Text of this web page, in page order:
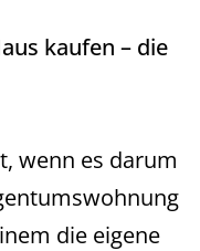
kaufen – die
wenn es darum
die eigene